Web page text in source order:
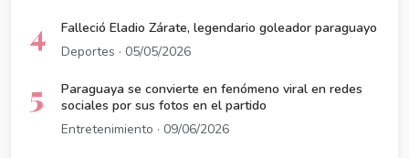
4
Falleció Eladio Zárate, legendario goleador paraguayo
Deportes · 05/05/2026
5
Paraguaya se convierte en fenómeno viral en redes
sociales por sus fotos en el partido
Entretenimiento · 09/06/2026